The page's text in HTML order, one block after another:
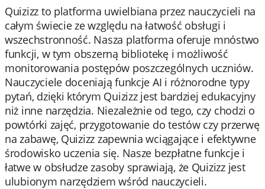
Quizizz to platforma uwielbiana przez nauczycieli na
całym świecie ze względu na łatwość obsługi i
wszechstronność. Nasza platforma oferuje mnóstwo
funkcji, w tym obszerną bibliotekę i możliwość
monitorowania postępów poszczególnych uczniów.
Nauczyciele doceniają funkcje AI i różnorodne typy
pytań, dzięki którym Quizizz jest bardziej edukacyjny
niż inne narzędzia. Niezależnie od tego, czy chodzi o
powtórki zajęć, przygotowanie do testów czy przerwę
na zabawę, Quizizz zapewnia wciągające i efektywne
środowisko uczenia się. Nasze bezpłatne funkcje i
łatwe w obsłudze zasoby sprawiają, że Quizizz jest
ulubionym narzędziem wśród nauczycieli.